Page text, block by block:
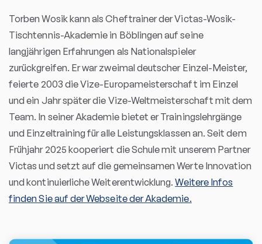
Torben Wosik kann als Cheftrainer der Victas-Wosik-
Tischtennis-Akademie in Böblingen auf seine
langjährigen Erfahrungen als Nationalspieler
zurückgreifen. Er war zweimal deutscher Einzel-Meister,
feierte 2003 die Vize-Europameisterschaft im Einzel
und ein Jahr später die Vize-Weltmeisterschaft mit dem
Team. In seiner Akademie bietet er Trainingslehrgänge
und Einzeltraining für alle Leistungsklassen an. Seit dem
Frühjahr 2025 kooperiert die Schule mit unserem Partner
Victas und setzt auf die gemeinsamen Werte Innovation
und kontinuierliche Weiterentwicklung.Weitere Infos
finden Sie auf der Webseite der Akademie.